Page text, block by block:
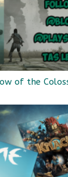
of the